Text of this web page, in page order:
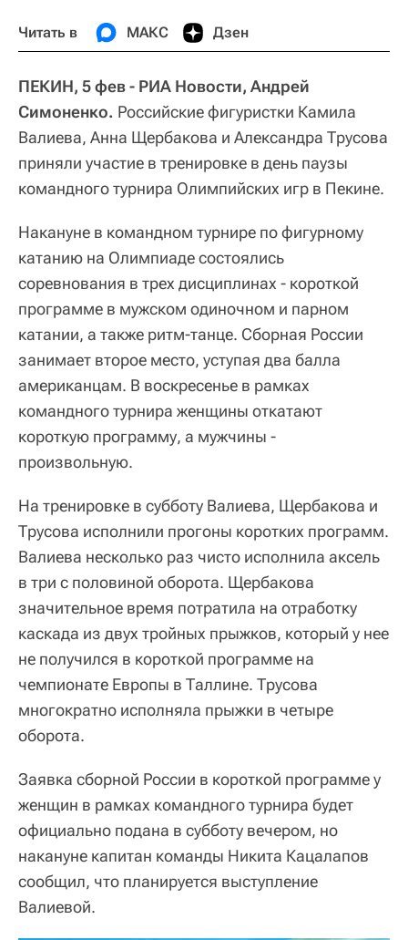
Читать в МАКС Дзен
ПЕКИН, 5 фев - РИА Новости, Андрей
Симоненко. Российские фигуристки Камила
Валиева, Анна Щербакова и Александра Трусова
приняли участие в тренировке в день паузы
командного турнира Олимпийских игр в Пекине.
Накануне в командном турнире по фигурному
катанию на Олимпиаде состоялись
соревнования в трех дисциплинах - короткой
программе в мужском одиночном и парном
катании, а также ритм-танце. Сборная России
занимает второе место, уступая два балла
американцам. В воскресенье в рамках
командного турнира женщины откатают
короткую программу, а мужчины -
произвольную.
На тренировке в субботу Валиева, Щербакова и
Трусова исполнили прогоны коротких программ.
Валиева несколько раз чисто исполнила аксель
в три с половиной оборота. Щербакова
значительное время потратила на отработку
каскада из двух тройных прыжков, который у нее
не получился в короткой программе на
чемпионате Европы в Таллине. Трусова
многократно исполняла прыжки в четыре
оборота.
Заявка сборной России в короткой программе у
женщин в рамках командного турнира будет
официально подана в субботу вечером, но
накануне капитан команды Никита Кацалапов
сообщил, что планируется выступление
Валиевой.